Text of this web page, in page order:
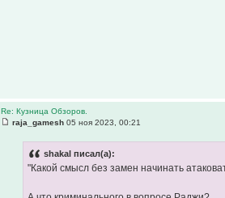
Re: Кузница Обзоров.
raja_gamesh 05 ноя 2023, 00:21
shakal писал(а):
"Какой смысл без замен начинать